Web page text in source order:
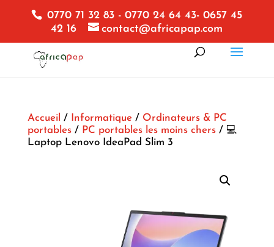
0770 71 32 83 - 0770 24 64 43- 0657 45
42 16
contact@africapap.com
Accueil / Informatique/ Ordinateurs & PC
portables/ PC portables les moins chers/ 💻
Laptop Lenovo IdeaPad Slim 3